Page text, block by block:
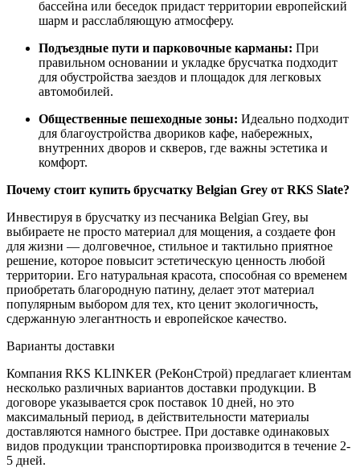
бассейна или беседок придаст территории европейский
шарм и расслабляющую атмосферу.
Подъездные пути и парковочные карманы: При
правильном основании и укладке брусчатка подходит
для обустройства заездов и площадок для легковых
автомобилей.
Общественные пешеходные зоны: Идеально подходит
для благоустройства двориков кафе, набережных,
внутренних дворов и скверов, где важны эстетика и
комфорт.
Почему стоит купить брусчатку Belgian Grey от RKS Slate?
Инвестируя в брусчатку из песчаника Belgian Grey, вы
выбираете не просто материал для мощения, а создаете фон
для жизни — долговечное, стильное и тактильно приятное
решение, которое повысит эстетическую ценность любой
территории. Его натуральная красота, способная со временем
приобретать благородную патину, делает этот материал
популярным выбором для тех, кто ценит экологичность,
сдержанную элегантность и европейское качество.
Варианты доставки
Компания RKS KLINKER (РеКонСтрой) предлагает клиентам
несколько различных вариантов доставки продукции. В
договоре указывается срок поставок 10 дней, но это
максимальный период, в действительности материалы
доставляются намного быстрее. При доставке одинаковых
видов продукции транспортировка производится в течение 2-
5 дней.